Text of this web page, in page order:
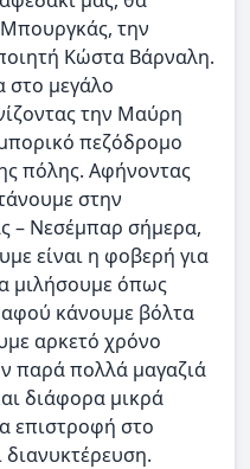
την
Κώστα Βάρναλη.
στο μεγάλο
την Μαύρη
πεζόδρομο
πόλης. Αφήνοντας
στην
– Νεσέμπαρ σήμερα,
είναι η φοβερή για
μιλήσουμε όπως
αφού κάνουμε βόλτα
αρκετό χρόνο
παρά πολλά μαγαζιά
διάφορα μικρά
επιστροφή στο
διανυκτέρευση.